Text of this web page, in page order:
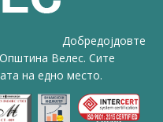
Добредојдовте
Велес. Сите
на едно место.